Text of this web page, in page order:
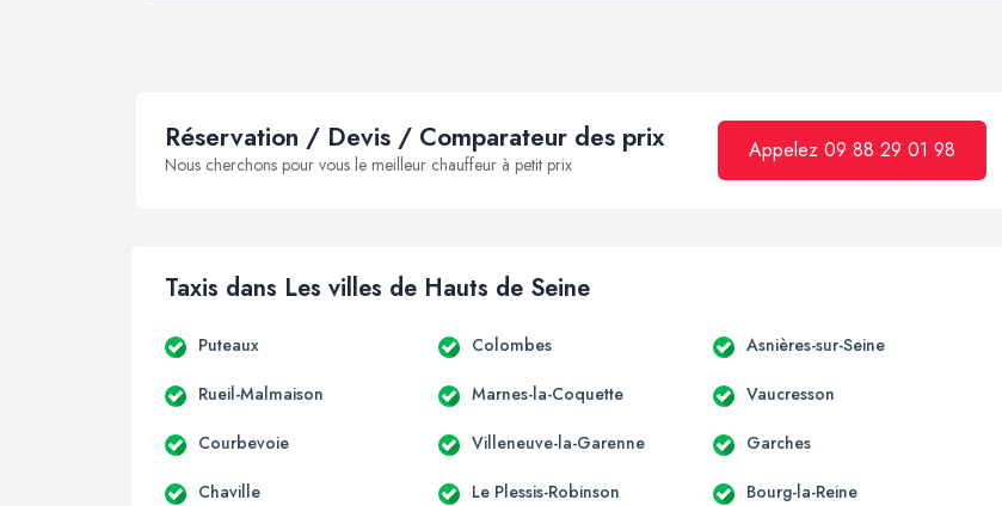
Réservation / Devis / Comparateur des prix
Nous cherchons pour vous le meilleur chauffeur à petit prix
Appelez 09 88 29 01 98
Taxis dans Les villes de Hauts de Seine
Puteaux Colombes Asnières-sur-Seine
Rueil-Malmaison Marnes-la-Coquette Vaucresson
Courbevoie Villeneuve-la-Garenne Garches
Chaville Le Plessis-Robinson Bourg-la-Reine